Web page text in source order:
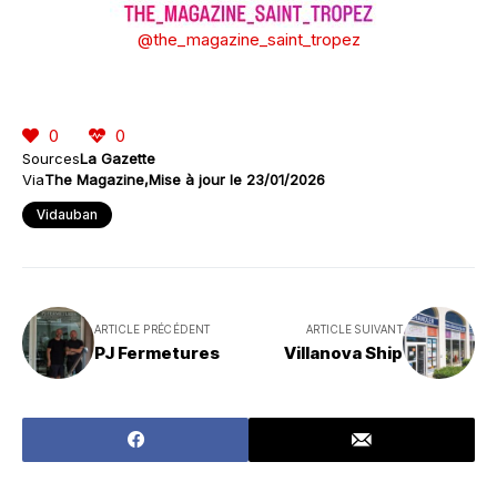
@the_magazine_saint_tropez
0 0
SourcesLa Gazette
ViaThe Magazine Mise à jour le 23/01/2026
Vidauban
ARTICLE PRÉCÉDENT
PJ Fermetures
ARTICLE SUIVANT
Villanova Ship